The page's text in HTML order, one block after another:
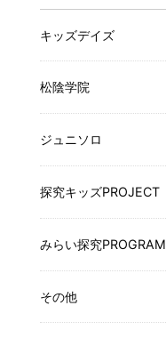
キッズデイズ
松陰学院
ジュニソロ
探究キッズPROJECT
みらい探究PROGRAM
その他